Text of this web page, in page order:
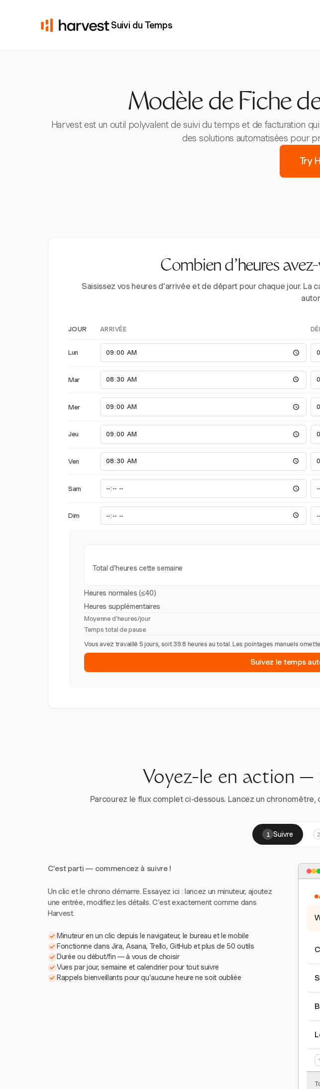
Suivi du Temps
Modèle de Fiche
Harvest est un outil polyvalent de suivi du temps et de facturation
des solutions automatisées pour
Try
Combien d’heures
Saisissez vos heures d’arrivée et de départ pour chaque jour.
JOUR ARRIVÉE
Lun
Mar
Mer
Jeu
Ven
Sam
Dim
Total d’heures cette semaine
Heures normales (≤40)
Heures supplémentaires
Moyenne d’heures/jour
Temps total de pause
Vous avez travaillé 5 jours, soit 39.8 heures au total. Les pointages manuels
Suivez le temps
Voyez-le en action —
Parcourez le flux complet ci-dessous. Lancez un
1 Suivre 2
C'est parti — commencez à suivre !
Un clic et le chrono démarre. Essayez ici : lancez un minuteur, ajoutez
une entrée, modifiez les détails. C'est exactement comme dans
Harvest.
Minuteur en un clic depuis le navigateur, le bureau et le mobile
Fonctionne dans Jira, Asana, Trello, GitHub et plus de 50 outils
Durée ou début/fin — à vous de choisir
Vues par jour, semaine et calendrier pour tout suivre
Rappels bienveillants pour qu'aucune heure ne soit oubliée